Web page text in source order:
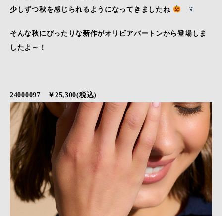
少しずつ秋を感じられるようになってきましたね
そんな秋にぴったりな新作がオリビアバートンから登場しま
したよ～！
24000097 ￥25,300(税込)